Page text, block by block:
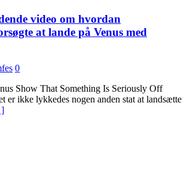
video om hvordan
at lande på Venus med
0
Show That Something Is Seriously Off
er ikke lykkedes nogen anden stat at landsætte